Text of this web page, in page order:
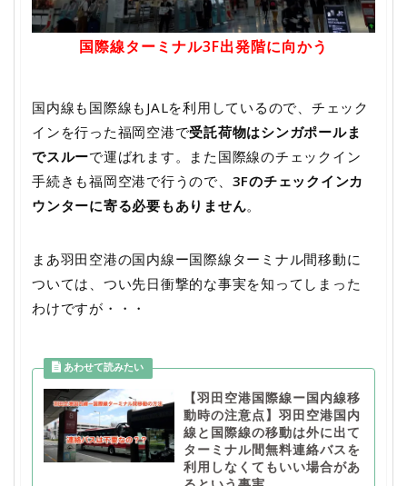
国際線ターミナル3F出発階に向かう
国内線も国際線もJALを利用しているので、チェック
インを行った福岡空港で受託荷物はシンガポールま
でスルーで運ばれます。また国際線のチェックイン
手続きも福岡空港で行うので、 3Fのチェックインカ
ウンターに寄る必要もありません。
まあ羽田空港の国内線ー国際線ターミナル間移動に
ついては、つい先日衝撃的な事実を知ってしまった
わけですが・・・
【羽田空港国際線ー国内線移
動時の注意点】羽田空港国内
線と国際線の移動は外に出て
ターミナル間無料連絡バスを
利用しなくてもいい場合があ